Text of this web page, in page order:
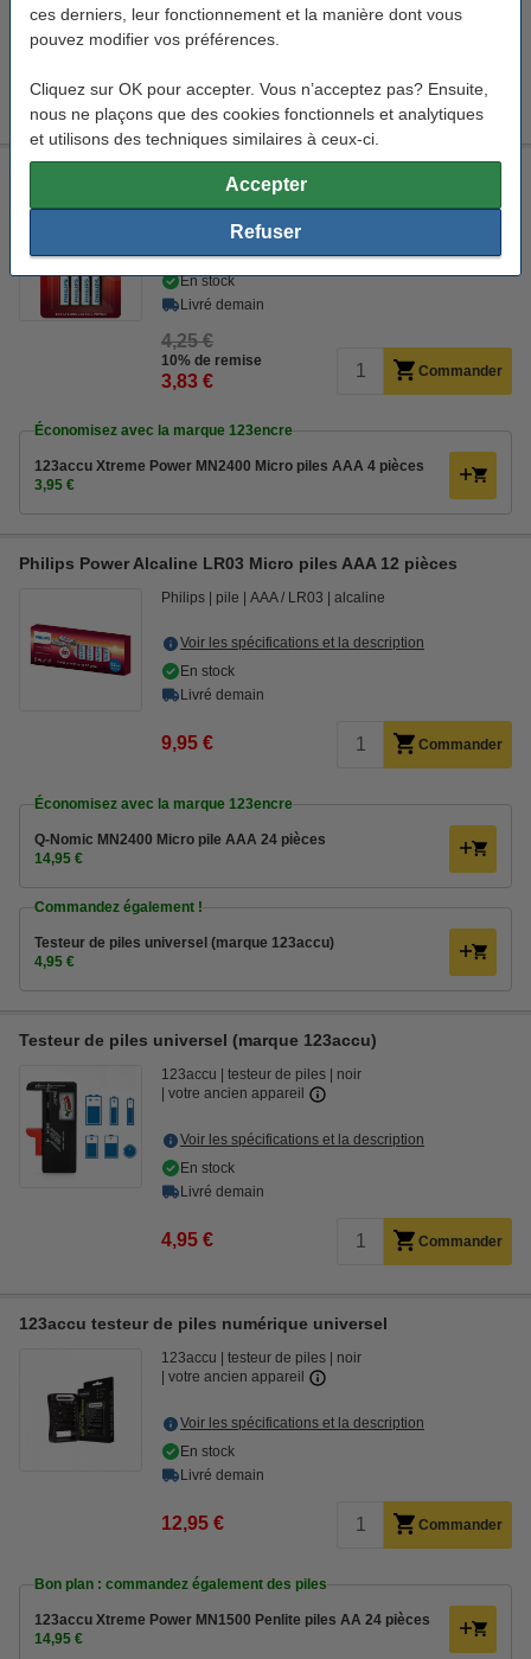
ces derniers, leur fonctionnement et la manière dont vous
pouvez modifier vos préférences.
Cliquez sur OK pour accepter. Vous n’acceptez pas? Ensuite,
nous ne plaçons que des cookies fonctionnels et analytiques
et utilisons des techniques similaires à ceux-ci.
Accepter
Refuser
En stock
Livré demain
11,50 € Commander
Philips Power Alcaline LR03 Micro piles AAA 4 pièces
Philips pile AAA / LR03 alcaline
Voir les spécifications et la description
En stock
Livré demain
4,25 €
10% de remise
3,83 € Commander
Économisez avec la marque 123encre
123accu Xtreme Power MN2400 Micro piles AAA 4 pièces
3,95 €
Philips Power Alcaline LR03 Micro piles AAA 12 pièces
Philips pile AAA / LR03 alcaline
Voir les spécifications et la description
En stock
Livré demain
9,95 € Commander
Économisez avec la marque 123encre
Q-Nomic MN2400 Micro pile AAA 24 pièces
14,95 €
Commandez également !
Testeur de piles universel (marque 123accu)
4,95 €
Testeur de piles universel (marque 123accu)
123accu testeur de piles
noir
votre ancien appareil
Voir les spécifications et la description
En stock
Livré demain
4,95 € Commander
123accu testeur de piles numérique universel
123accu testeur de piles
noir
votre ancien appareil
Voir les spécifications et la description
En stock
Livré demain
12,95 € Commander
Bon plan : commandez également des piles
123accu Xtreme Power MN1500 Penlite piles AA 24 pièces
14,95 €